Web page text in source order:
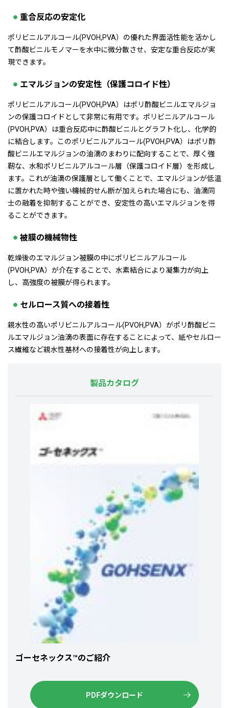
重合反応の安定化
ポリビニルアルコール(PVOH,PVA）の優れた界面活性能を活かし
て酢酸ビニルモノマーを水中に微分散させ、安定な重合反応が実
現できます。
エマルジョンの安定性（保護コロイド性）
ポリビニルアルコール(PVOH,PVA）はポリ酢酸ビニルエマルジョ
ンの保護コロイドとして非常に有用です。ポリビニルアルコール
(PVOH,PVA）は重合反応中に酢酸ビニルとグラフト化し、化学的
に結合します。このポリビニルアルコール(PVOH,PVA）はポリ酢
酸ビニルエマルジョンの油滴のまわりに配向することで、厚く強
靭な、水和ポリビニルアルコール層（保護コロイド層）を形成し
ます。これが油滴の保護層として働くことで、エマルジョンが低温
に置かれた時や強い機械的せん断が加えられた場合にも、油滴同
士の融着を抑制することができ、安定性の高いエマルジョンを得
ることができます。
被膜の機械物性
乾燥後のエマルジョン被膜の中にポリビニルアルコール
(PVOH,PVA）が介在することで、水素結合により凝集力が向上
し、高強度の被膜が得られます。
セルロース質への接着性
親水性の高いポリビニルアルコール(PVOH,PVA）がポリ酢酸ビニ
ルエマルジョン油滴の表面に存在することによって、紙やセルロー
ス繊維など親水性基材への接着性が向上します。
製品カタログ
ゴーセネックス™のご紹介
PDFダウンロード